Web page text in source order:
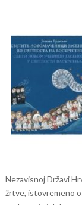
Nezavisnoj Državi
žrtve, istovremeno